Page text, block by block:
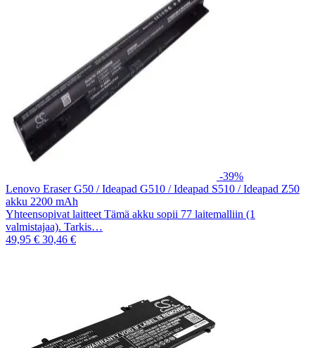
-39%
Lenovo Eraser G50 / Ideapad G510 / Ideapad S510 / Ideapad Z50
akku 2200 mAh
Yhteensopivat laitteet Tämä akku sopii 77 laitemalliin (1
valmistajaa). Tarkis…
49,95 € 30,46 €